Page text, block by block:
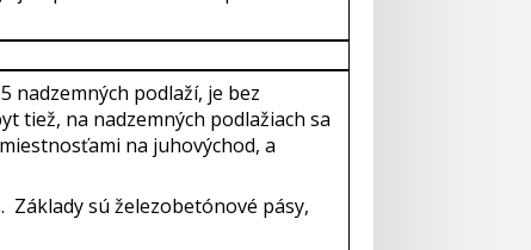
nadzemných podlaží, je bez
tiež, na nadzemných podlažiach sa
na juhovýchod, a
sú železobetónové pásy,